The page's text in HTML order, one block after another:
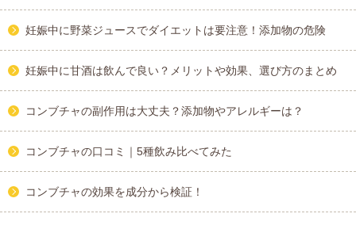
妊娠中に野菜ジュースでダイエットは要注意！添加物の危険
妊娠中に甘酒は飲んで良い？メリットや効果、選び方のまとめ
コンブチャの副作用は大丈夫？添加物やアレルギーは？
コンブチャの口コミ｜5種飲み比べてみた
コンブチャの効果を成分から検証！